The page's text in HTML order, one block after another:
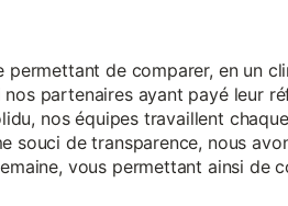
de comparer, en un
partenaires ayant payé leur
nos équipes travaillent
souci de transparence, nous
vous permettant ainsi de